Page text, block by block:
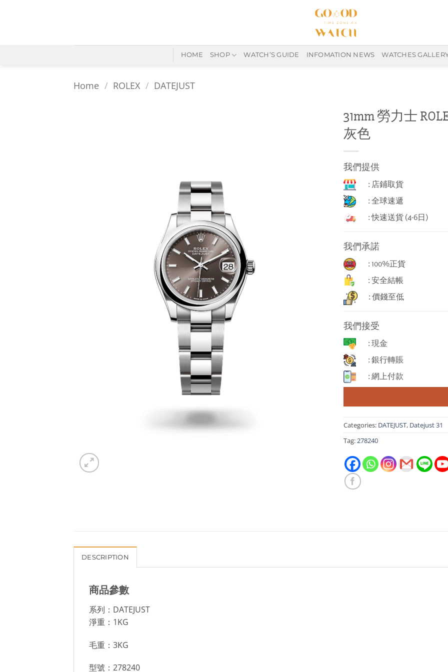
HOME SHOP WATCH’S GUIDE INFOMATION NEWS WATCHES
Home / ROLEX / DATEJUST
31mm 勞力士
灰色
我們提供
: 店鋪取貨
: 全球速遞
: 快速送貨 (4-6日)
我們承諾
: 100%正貨
: 安全結帳
: 價錢至低
我們接受
: 現金
: 銀行轉賬
: 網上付款
Categories: DATEJUST, Datejust 31
Tag:278240
DESCRIPTION
商品參數
系列：DATEJUST
淨重：1KG
毛重：3KG
型號：278240